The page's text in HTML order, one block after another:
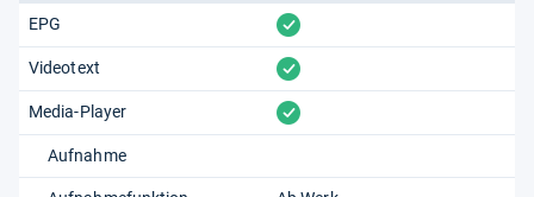
EPG vorhanden
Videotext vorhanden
Media-Player vorhanden
Aufnahme